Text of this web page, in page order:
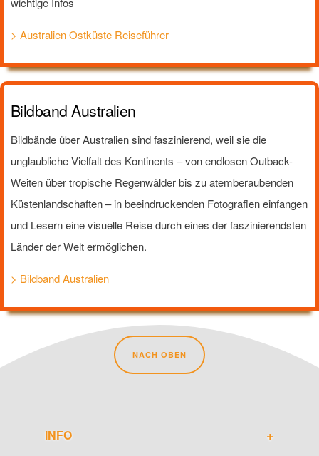
> Australien Ostküste Reiseführer
Bildband Australien
Bildbände über Australien sind faszinierend, weil sie die
unglaubliche Vielfalt des Kontinents – von endlosen Outback-
Weiten über tropische Regenwälder bis zu atemberaubenden
Küstenlandschaften – in beeindruckenden Fotografien einfangen
und Lesern eine visuelle Reise durch eines der faszinierendsten
Länder der Welt ermöglichen.
> Bildband Australien
NACH OBEN
INFO